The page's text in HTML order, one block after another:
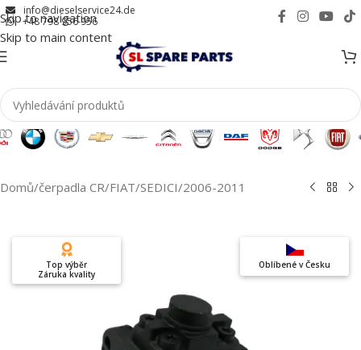
Skip to navigation
Skip to main content
info@dieselservice24.de
+48 798 956 956
Domů/čerpadla CR/FIAT/SEDICI/2006-2011
Oblíbené v Česku
Top výběr
Záruka kvality